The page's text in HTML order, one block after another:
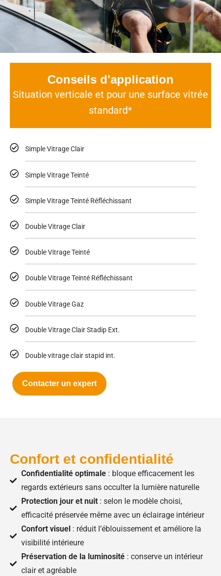
Conseils d'application
Situation verticale et pour une surface vitrée
standard*
Simple Vitrage Clair
Simple Vitrage Teinté
Simple Vitrage Teinté Réfléchissant
Double Vitrage Clair
Double Vitrage Teinté
Double Vitrage Teinté Réfléchissant
Double Vitrage Gaz
Double Vitrage Clair Stadip Ext.
Double vitrage clair stapid int.
Contacter un expert
Confort et confidentialité
Confidentialité optimale: bloque efficacement les
regards extérieurs sans occulter la lumière naturelle
Protection jour et nuit: selon le modèle choisi,
efficacité préservée même avec un éclairage intérieur
Confort visuel: réduit l’éblouissement et améliore la
visibilité intérieure
Préservation de la luminosité: conserve un intérieur
clair et agréable